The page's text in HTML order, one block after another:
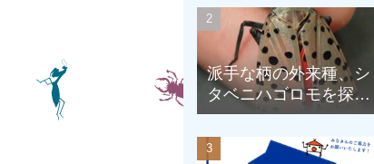
派手な柄の外来種、シ
タベニハゴロモを探そ
う